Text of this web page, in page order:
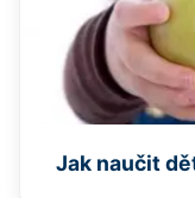
Jak naučit